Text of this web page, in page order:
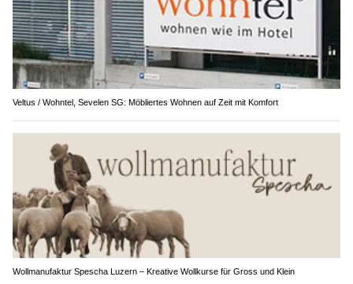
Veltus / Wohntel, Sevelen SG: Möbliertes Wohnen auf Zeit mit Komfort
Wollmanufaktur Spescha Luzern – Kreative Wollkurse für Gross und Klein